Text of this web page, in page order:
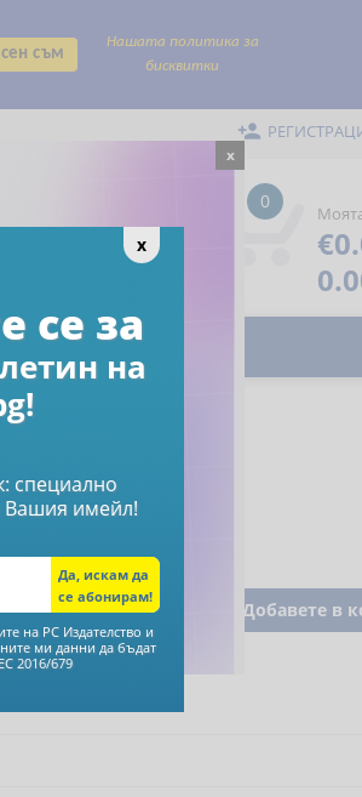
съм
Нашата политика за
бисквитки

Предпочитани
0
Добавете в
x
се за
на
специално
Вашия имейл!
на РС Издателство и
ми данни да бъдат
2016/679
x